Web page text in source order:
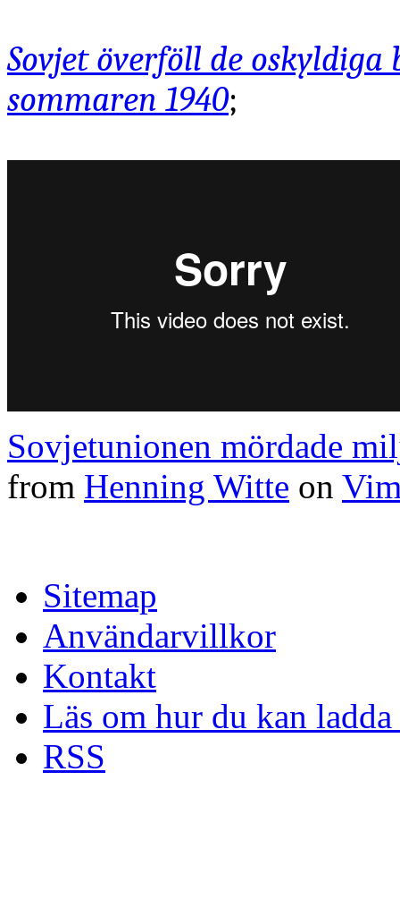
Sovjet överföll de
sommaren 1940;
Sovjetunionen mördade
from Henning Witte on
Sitemap
Användarvillkor
Kontakt
Läs om hur du kan
RSS